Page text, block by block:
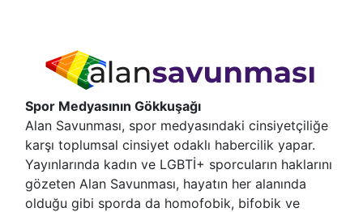
Spor Medyasının Gökkuşağı
Alan Savunması, spor medyasındaki cinsiyetçiliğe
karşı toplumsal cinsiyet odaklı habercilik yapar.
Yayınlarında kadın ve LGBTİ+ sporcuların haklarını
gözeten Alan Savunması, hayatın her alanında
olduğu gibi sporda da homofobik, bifobik ve